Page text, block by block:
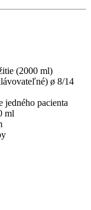
(2000 ml)
ø 8/14
jedného pacienta
ml